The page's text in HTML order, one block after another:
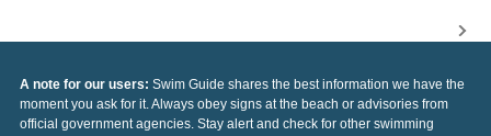
A note for our users: Swim Guide shares the best information we have the
moment you ask for it. Always obey signs at the beach or advisories from
official government agencies. Stay alert and check for other swimming